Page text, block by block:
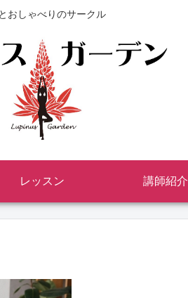
おしゃべりのサークル
レッスン 講師紹介